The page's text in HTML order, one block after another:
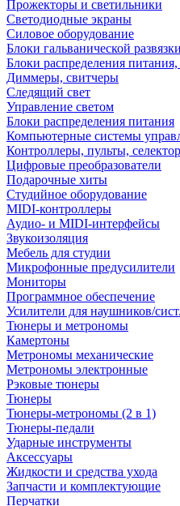
Прожекторы и светильники
Светодиодные экраны
Силовое оборудование
Блоки гальванической
Блоки распределения
Диммеры, свитчеры
Следящий свет
Управление светом
Блоки распределения питания
Компьютерные системы
Контроллеры, пульты,
Цифровые преобразователи
Подарочные хиты
Студийное оборудование
MIDI-контроллеры
Аудио- и MIDI-интерфейсы
Звукоизоляция
Мебель для студии
Микрофонные предусилители
Мониторы
Программное обеспечение
Усилители для наушников/
Тюнеры и метрономы
Камертоны
Метрономы механические
Метрономы электронные
Рэковые тюнеры
Тюнеры
Тюнеры-метрономы (2 в 1)
Тюнеры-педали
Ударные инструменты
Аксессуары
Жидкости и средства ухода
Запчасти и комплектующие
Перчатки